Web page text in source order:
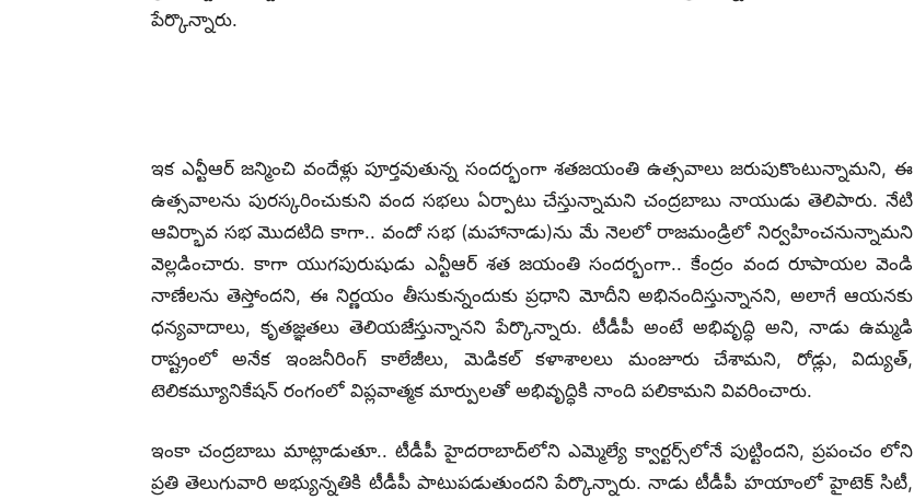
పేర్కొన్నారు.
ఇక ఎన్టీఆర్‌ జన్మించి వందేళ్లు పూర్తవుతున్న సందర్భంగా శతజయంతి ఉత్సవాలు జరుపుకొంటున్నామని, ఈ
ఉత్సవాలను పురస్కరించుకుని వంద సభలు ఏర్పాటు చేస్తున్నామని చంద్రబాబు నాయుడు తెలిపారు. నేటి
ఆవిర్భావ సభ మొదటిది కాగా.. వందో సభ (మహానాడు)ను మే నెలలో రాజమండ్రిలో నిర్వహించనున్నామని
వెల్లడించారు. కాగా యుగపురుషుడు ఎన్టీఆర్‌ శత జయంతి సందర్భంగా.. కేంద్రం వంద రూపాయల వెండి
నాణేలను తెస్తోందని, ఈ నిర్ణయం తీసుకున్నందుకు ప్రధాని మోదీని అభినందిస్తున్నానని, అలాగే ఆయనకు
ధన్యవాదాలు, కృతజ్ఞతలు తెలియజేస్తున్నానని పేర్కొన్నారు. టీడీపీ అంటే అభివృద్ధి అని, నాడు ఉమ్మడి
రాష్ట్రంలో అనేక ఇంజనీరింగ్‌ కాలేజీలు, మెడికల్‌ కళాశాలలు మంజూరు చేశామని, రోడ్లు, విద్యుత్‌,
టెలికమ్యూనికేషన్‌ రంగంలో విప్లవాత్మక మార్పులతో అభివృద్ధికి నాంది పలికామని వివరించారు.
ఇంకా చంద్రబాబు మాట్లాడుతూ.. టీడీపీ హైదరాబాద్‌లోని ఎమ్మెల్యే క్వార్టర్స్‌లోనే పుట్టిందని, ప్రపంచం లోని
ప్రతి తెలుగువారి అభ్యున్నతికి టీడీపీ పాటుపడుతుందని పేర్కొన్నారు. నాడు టీడీపీ హయాంలో హైటెక్‌ సిటీ,